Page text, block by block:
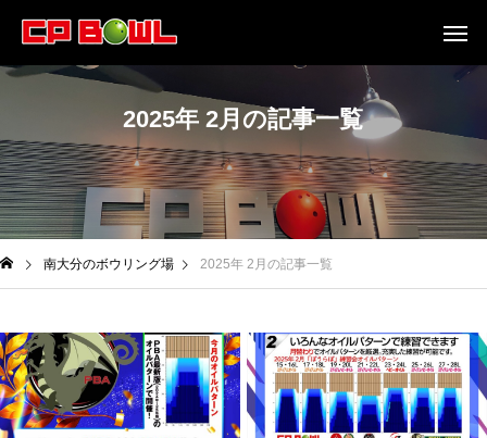
2025年 2月の記事一覧
南大分のボウリング場 2025年 2月の記事一覧